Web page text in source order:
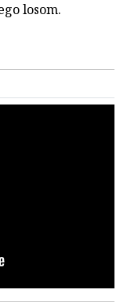
losom.